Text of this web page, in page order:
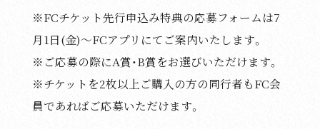
※FCチケット先行申込み特典の応募フォームは7
月1日(金)～FCアプリにてご案内いたします。
※ご応募の際にA賞・B賞をお選びいただけます。
※チケットを2枚以上ご購入の方の同行者もFC会
員であればご応募いただけます。